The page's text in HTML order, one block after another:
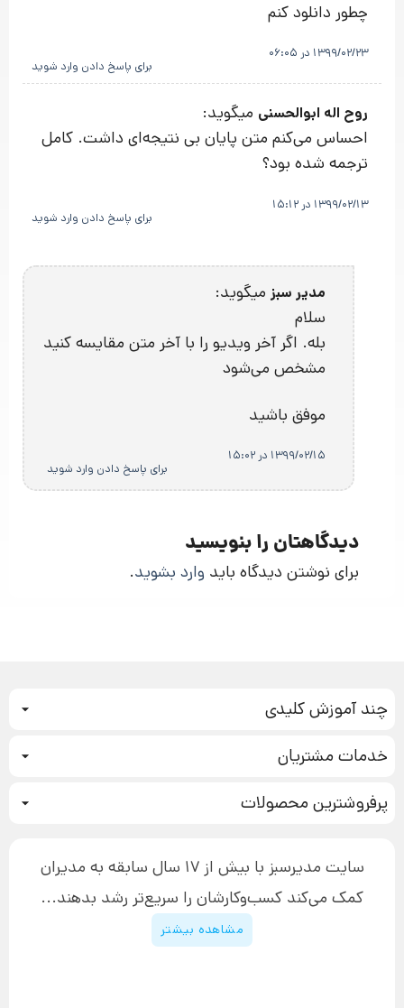
چطور دانلود کنم
1399/02/23 در 06:05
برای پاسخ دادن وارد شوید
روح اله ابوالحسنی میگوید:
احساس می‌کنم متن پایان بی نتیجه‌ای داشت. کامل
ترجمه شده بود؟
1399/02/13 در 15:12
برای پاسخ دادن وارد شوید
مدیر سبز میگوید:
سلام
بله. اگر آخر ویدیو را با آخر متن مقایسه کنید
مشخص می‌شود
موفق باشید
1399/02/15 در 15:02
برای پاسخ دادن وارد شوید
دیدگاهتان را بنویسید
برای نوشتن دیدگاه باید وارد بشوید.
چند آموزش کلیدی
بازاریابی عصبی
تبلیغ نویسی
افزایش عملکرد
چگونه کتاب بنویسیم
دوره اینستاگرام
خدمات مشتریان
آموزش دسترسی به دانلود فایل‌ها
پیگیری سفارش
پشتیبانی
قوانین و مقررات سایت
پرفروشترین محصولاتدوره جدید سیستم سازی
سایت مدیرسبز با بیش از 17 سال سابقه به مدیران
کمک می‌کند کسب‌و‌کارشان را سریع‌تر رشد بدهند...
مشاهده بیشتر